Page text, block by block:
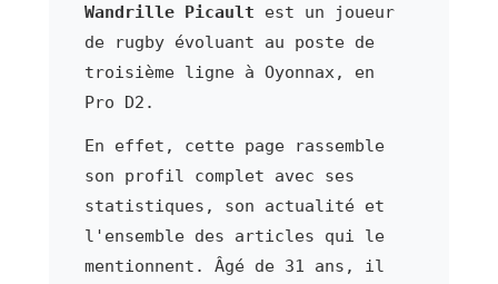
Wandrille Picault est un joueur
de rugby évoluant au poste de
troisième ligne à Oyonnax, en
Pro D2.
En effet, cette page rassemble
son profil complet avec ses
statistiques, son actualité et
l'ensemble des articles qui le
mentionnent. Âgé de 31 ans, il